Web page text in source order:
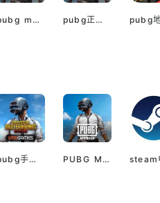
pubg mobile国际版 pubg正版入口手机版
pubg手游越南服最新版 PUBG M(国际服绝地求生)